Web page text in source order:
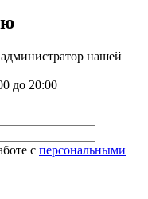
нашей
до 20:00
с персональными